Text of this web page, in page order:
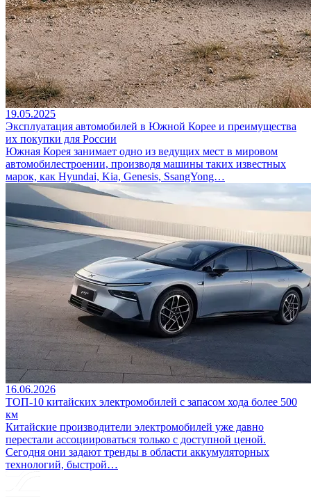
19.05.2025
Эксплуатация автомобилей в Южной Корее и преимущества
их покупки для России
Южная Корея занимает одно из ведущих мест в мировом
автомобилестроении, производя машины таких известных
марок, как Hyundai, Kia, Genesis, SsangYong…
16.06.2026
ТОП-10 китайских электромобилей с запасом хода более 500
км
Китайские производители электромобилей уже давно
перестали ассоциироваться только с доступной ценой.
Сегодня они задают тренды в области аккумуляторных
технологий, быстрой…